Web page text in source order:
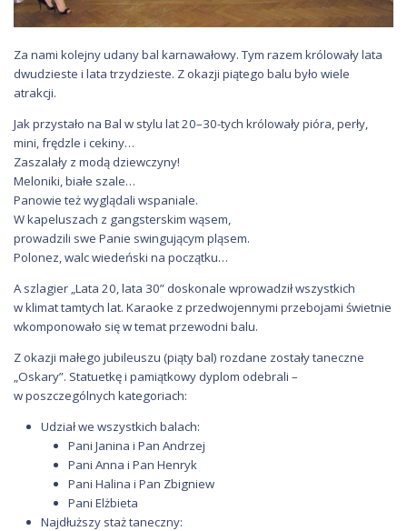
Za nami kolejny udany bal karnawałowy. Tym razem królowały lata
dwudzieste i lata trzydzieste. Z okazji piątego balu było wiele
atrakcji.
Jak przystało na Bal w stylu lat 20–30-tych królowały pióra, perły,
mini, frędzle i cekiny…
Zaszalały z modą dziewczyny!
Meloniki, białe szale…
Panowie też wyglądali wspaniale.
W kapeluszach z gangsterskim wąsem,
prowadzili swe Panie swingującym pląsem.
Polonez, walc wiedeński na początku…
A szlagier „Lata 20, lata 30” doskonale wprowadził wszystkich
w klimat tamtych lat. Karaoke z przedwojennymi przebojami świetnie
wkomponowało się w temat przewodni balu.
Z okazji małego jubileuszu (piąty bal) rozdane zostały taneczne
„Oskary”. Statuetkę i pamiątkowy dyplom odebrali –
w poszczególnych kategoriach:
Udział we wszystkich balach:
Pani Janina i Pan Andrzej
Pani Anna i Pan Henryk
Pani Halina i Pan Zbigniew
Pani Elżbieta
Najdłuższy staż taneczny: